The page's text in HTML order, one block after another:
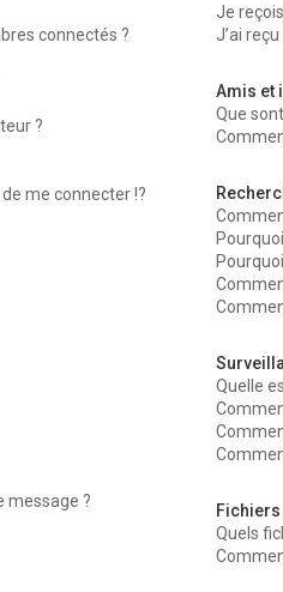
connectés ?
?
me connecter !?
message ?
Je
J’ai
Amis et
Que
Quelle
Quels